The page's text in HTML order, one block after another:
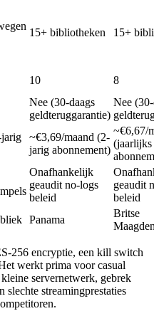
15+ bibliotheken 15+
10
8
Nee (30-daags
geldteruggarantie)
Nee
~€3,69/maand (2-
jarig abonnement)
~€6,67/
(jaarlijks
Onafhankelijk
geaudit no-logs
beleid
geaudit
beleid
Panama
Britse
256 encryptie, een kill switch
werkt prima voor casual
servernetwerk, gebrek
streamingprestaties